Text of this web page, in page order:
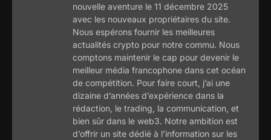
nouvelle aventure le 11 décembre 2025
avec les nouveaux propriétaires du site.
Nous espérons fournir les meilleures
actualités crypto pour notre commu. Nous
comptons maintenir le cap pour devenir le
meilleur média francophone dans cet océan
de compétition. Pour faire court, j’ai une
dizaine d’années d’expérience dans la
rédaction, le trading, la communication, et
bien sûr dans le web3. Notre ambition est
d’offrir un site dédié à l’information sur les